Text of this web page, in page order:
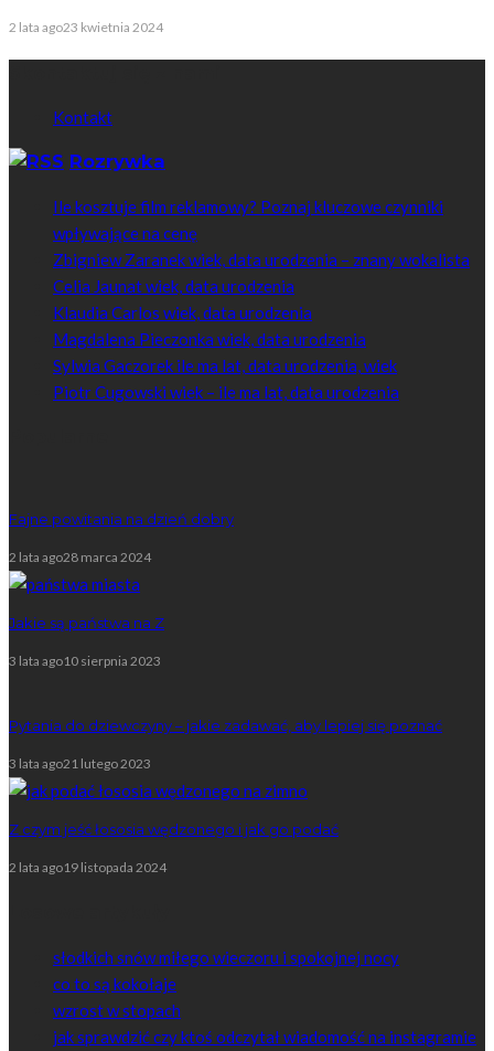
2 lata ago23 kwietnia 2024
Kontakt
Rozrywka
Ile kosztuje film reklamowy? Poznaj kluczowe czynniki
wpływające na cenę
Zbigniew Zaranek wiek, data urodzenia – znany wokalista
Celia Jaunat wiek, data urodzenia
Klaudia Carlos wiek, data urodzenia
Magdalena Pieczonka wiek, data urodzenia
Sylwia Gaczorek ile ma lat, data urodzenia, wiek
Piotr Cugowski wiek – ile ma lat, data urodzenia
Fajne powitania na dzień dobry
2 lata ago28 marca 2024
Jakie są państwa na Z
3 lata ago10 sierpnia 2023
Pytania do dziewczyny – jakie zadawać, aby lepiej się poznać
3 lata ago21 lutego 2023
Z czym jeść łososia wędzonego i jak go podać
2 lata ago19 listopada 2024
słodkich snów miłego wieczoru i spokojnej nocy
co to są kokołaje
wzrost w stopach
jak sprawdzić czy ktoś odczytał wiadomość na instagramie